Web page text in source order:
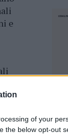
of your
the below opt-out
e
in